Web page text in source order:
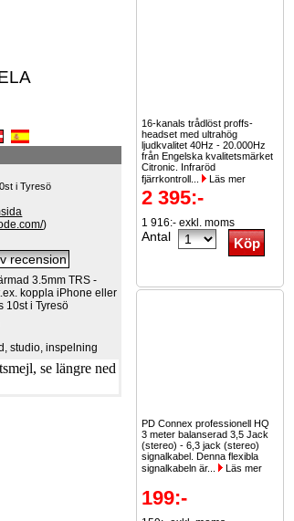
i Tyresö
)
3.5mm TRS -
koppla iPhone eller
10st i Tyresö
studio, inspelning
se längre ned
16-kanals trådlöst proffs-
headset med ultrahög
ljudkvalitet 40Hz - 20.000Hz
från Engelska kvalitetsmärket
Citronic. Infraröd
fjärrkontroll...
Läs mer
2 395:-
1 916:- exkl. moms
Antal
PD Connex professionell HQ
3 meter balanserad 3,5 Jack
(stereo) - 6,3 jack (stereo)
signalkabel. Denna flexibla
signalkabeln är...
Läs mer
199:-